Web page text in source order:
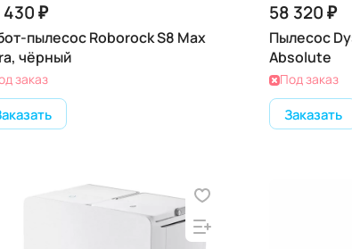
₽
пылесос Roborock S8 Max
чёрный
заказ
58 320 ₽
Пылесос
Absolute
Под заказ
Заказать